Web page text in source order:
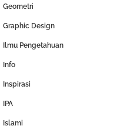
Geometri
Graphic Design
Ilmu Pengetahuan
Info
Inspirasi
IPA
Islami